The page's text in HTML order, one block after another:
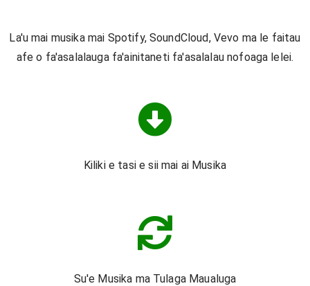
La'u mai musika mai Spotify, SoundCloud, Vevo ma le faitau
afe o fa'asalalauga fa'ainitaneti fa'asalalau nofoaga lelei.
Kiliki e tasi e sii mai ai Musika
Su'e Musika ma Tulaga Maualuga